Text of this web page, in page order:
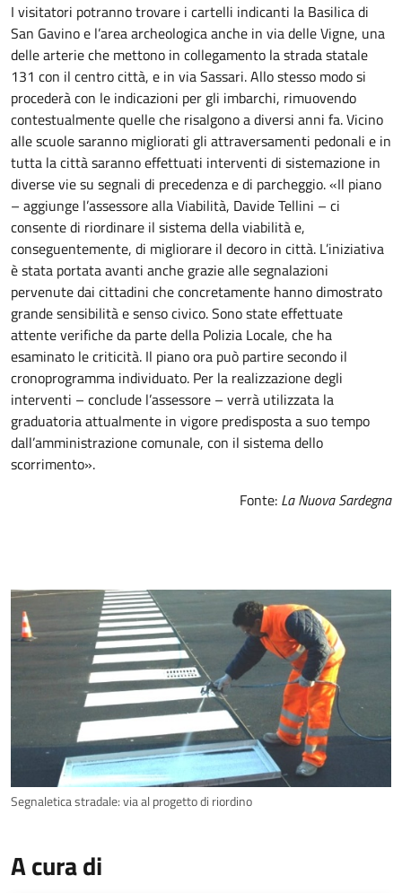
I visitatori potranno trovare i cartelli indicanti la Basilica di
San Gavino e l’area archeologica anche in via delle Vigne, una
delle arterie che mettono in collegamento la strada statale
131 con il centro città, e in via Sassari. Allo stesso modo si
procederà con le indicazioni per gli imbarchi, rimuovendo
contestualmente quelle che risalgono a diversi anni fa. Vicino
alle scuole saranno migliorati gli attraversamenti pedonali e in
tutta la città saranno effettuati interventi di sistemazione in
diverse vie su segnali di precedenza e di parcheggio. «Il piano
– aggiunge l’assessore alla Viabilità, Davide Tellini – ci
consente di riordinare il sistema della viabilità e,
conseguentemente, di migliorare il decoro in città. L’iniziativa
è stata portata avanti anche grazie alle segnalazioni
pervenute dai cittadini che concretamente hanno dimostrato
grande sensibilità e senso civico. Sono state effettuate
attente verifiche da parte della Polizia Locale, che ha
esaminato le criticità. Il piano ora può partire secondo il
cronoprogramma individuato. Per la realizzazione degli
interventi – conclude l’assessore – verrà utilizzata la
graduatoria attualmente in vigore predisposta a suo tempo
dall’amministrazione comunale, con il sistema dello
scorrimento».
Fonte: La Nuova Sardegna
Segnaletica stradale: via al progetto di riordino
A cura di